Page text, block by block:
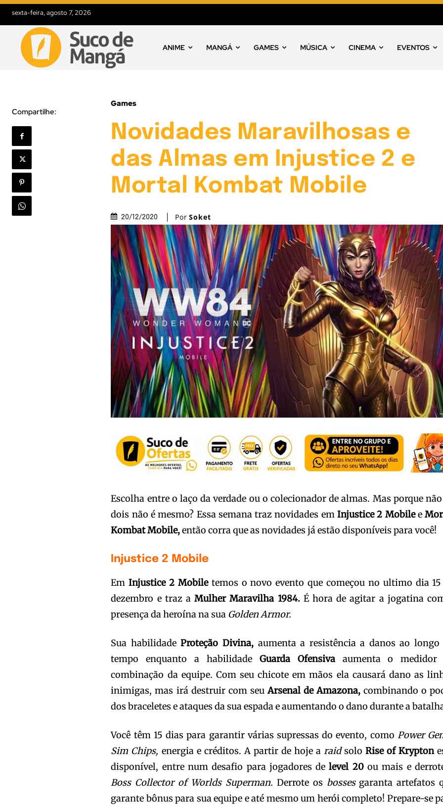
sexta-feira, agosto 7, 2026
ANIME MANGÁ GAMES MÚSICA CINEMA EVENTOS
Compartilhe:
Games
Novidades Maravilhosas e
das Almas em Injustice 2 e
Mortal Kombat Mobile
20/12/2020 Por Soket
Escolha entre o laço da verdade ou o colecionador de almas. Mas porque
dois não é mesmo? Essa semana traz novidades emInjustice 2 Mobilee
Kombat Mobile,então corra que as novidades já estão disponíveis para você!
Injustice 2 Mobile
EmInjustice 2 Mobiletemos o novo evento que começou no ultimo dia 15
dezembro e traz aMulher Maravilha 1984.É hora de agitar a jogatina
presença da heroína na sua Golden Armor.
Sua habilidadeProteção Divina,aumenta a resistência a danos ao longo
tempo enquanto a habilidade Guarda Ofensivaaumenta o medidor
combinação da equipe. Com seu chicote em mãos ela causará dano as
inimigas, mas irá destruir com seuArsenal de Amazona,combinando o
dos braceletes e ataques da sua espada e aumentando o dano durante a
Você têm 15 dias para garantir várias supressas do evento, como Power
Sim Chips, energia e créditos. A partir de hoje a raidsoloRise of Krypton
disponível, entre num desafio para jogadores delevel 20ou mais e
Boss Collector of Worlds Superman. Derrote os bossesgaranta artefatos
garante bônus para sua equipe e até mesmo um herói completo! Prepare-se